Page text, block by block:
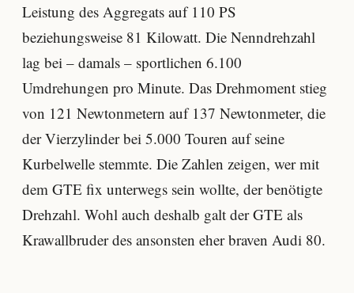
Leistung des Aggregats auf 110 PS
beziehungsweise 81 Kilowatt. Die Nenndrehzahl
lag bei – damals – sportlichen 6.100
Umdrehungen pro Minute. Das Drehmoment stieg
von 121 Newtonmetern auf 137 Newtonmeter, die
der Vierzylinder bei 5.000 Touren auf seine
Kurbelwelle stemmte. Die Zahlen zeigen, wer mit
dem GTE fix unterwegs sein wollte, der benötigte
Drehzahl. Wohl auch deshalb galt der GTE als
Krawallbruder des ansonsten eher braven Audi 80.